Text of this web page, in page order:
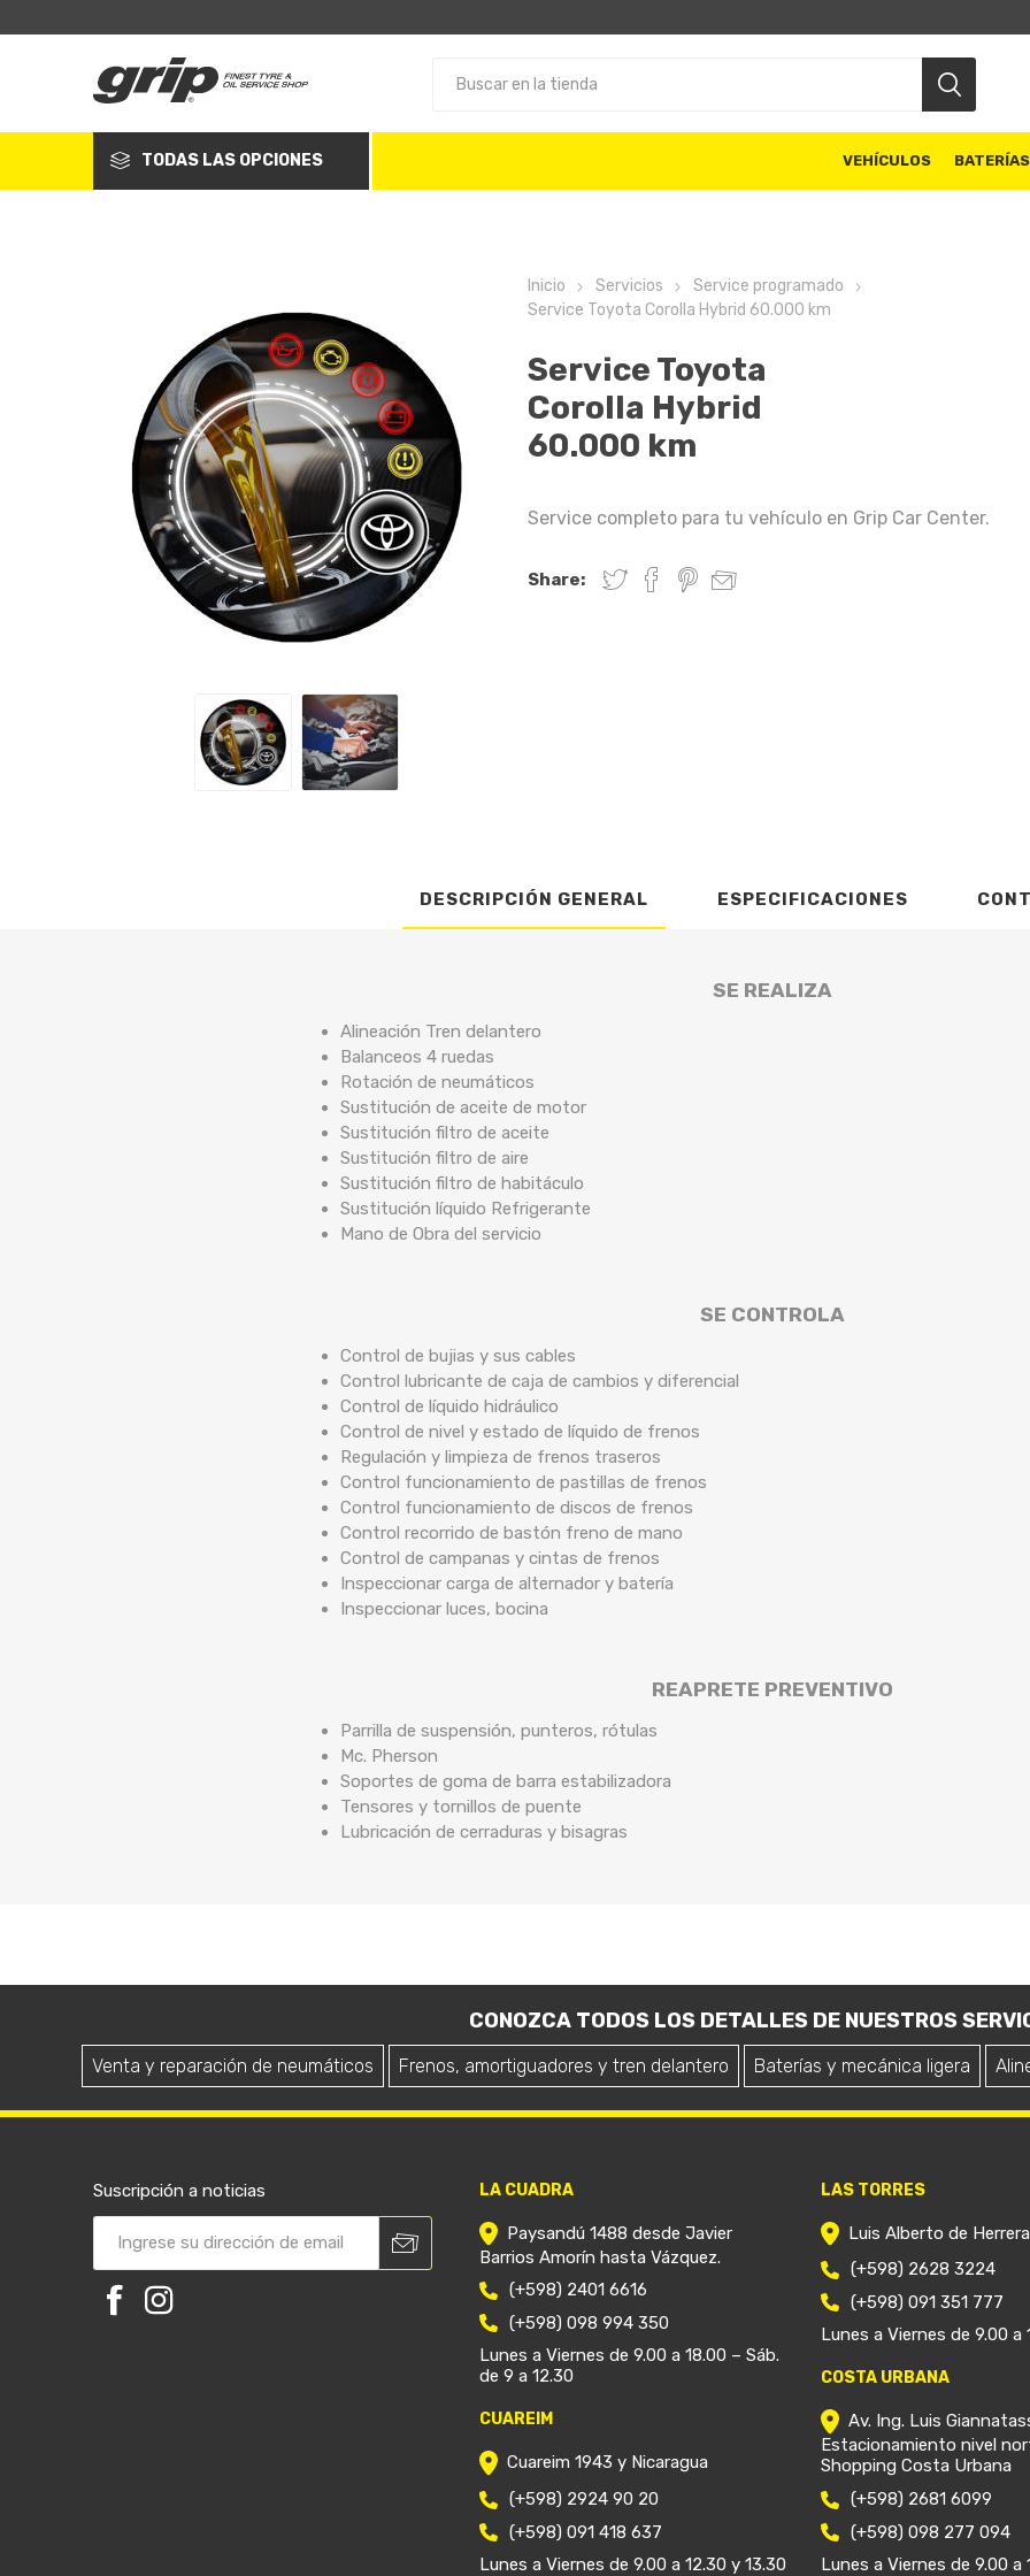
TODAS LAS OPCIONES VEHÍCULOS BATERÍAS
Inicio Servicios
Service programado
Service Toyota Corolla Hybrid 60.000 km
Service Toyota
Corolla Hybrid
60.000 km
Service completo para tu vehículo en Grip Car Center.
Share:
DESCRIPCIÓN GENERAL ESPECIFICACIONES
SE REALIZA
Alineación Tren delantero
Balanceos 4 ruedas
Rotación de neumáticos
Sustitución de aceite de motor
Sustitución filtro de aceite
Sustitución filtro de aire
Sustitución filtro de habitáculo
Sustitución líquido Refrigerante
Mano de Obra del servicio
SE CONTROLA
Control de bujias y sus cables
Control lubricante de caja de cambios y diferencial
Control de líquido hidráulico
Control de nivel y estado de líquido de frenos
Regulación y limpieza de frenos traseros
Control funcionamiento de pastillas de frenos
Control funcionamiento de discos de frenos
Control recorrido de bastón freno de mano
Control de campanas y cintas de frenos
Inspeccionar carga de alternador y batería
Inspeccionar luces, bocina
REAPRETE PREVENTIVO
Parrilla de suspensión, punteros, rótulas
Mc. Pherson
Soportes de goma de barra estabilizadora
Tensores y tornillos de puente
Lubricación de cerraduras y bisagras
CONOZCA TODOS LOS DETALLES DE NUESTROS
Venta y reparación de neumáticos Frenos, amortiguadores y tren delantero Baterías y mecánica ligera
Suscripción a noticias LA CUADRA
Paysandú 1488 desde Javier
Barrios Amorín hasta Vázquez.
(+598) 2401 6616
(+598) 098 994 350
Lunes a Viernes de 9.00 a 18.00 – Sáb.
de 9 a 12.30
CUAREIM
Cuareim 1943 y Nicaragua
(+598) 2924 90 20
(+598) 091 418 637
Lunes a Viernes de 9.00 a 12.30 y 13.30
LAS TORRES
Luis Alberto de
(+598) 2628 3224
(+598) 091 351 777
Lunes a Viernes de 9.00 a
COSTA URBANA
Av. Ing. Luis
Estacionamiento nivel
Shopping Costa Urbana
(+598) 2681 6099
(+598) 098 277 094
Lunes a Viernes de 9.00 a